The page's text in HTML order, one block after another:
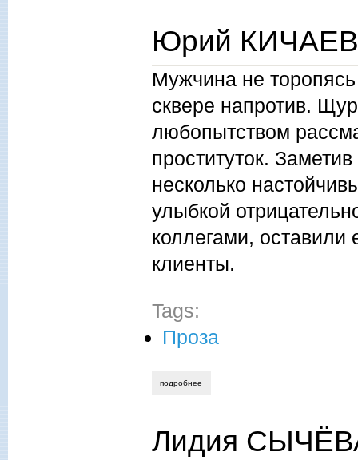
Юрий
Мужчина не
сквере напротив.
любопытством
проституток.
несколько
улыбкой
коллегами, оставили
клиенты.
Tags:
Проза
подробнее
Лидия